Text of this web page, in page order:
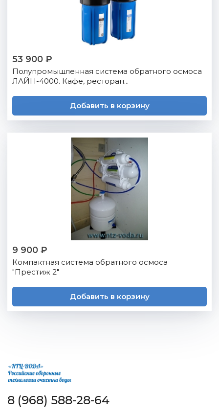
53 900 ₽
Полупромышленная система обратного осмоса
ЛАЙН-4000. Кафе, ресторан...
Добавить в корзину
9 900 ₽
Компактная система обратного осмоса
"Престиж 2"
Добавить в корзину
8 (968) 588-28-64